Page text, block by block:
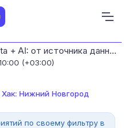
SmartData 2026. Data + AI: от источника данных до работающих моделей
(+03:00)
Нижний Новгород
по своему фильтру в